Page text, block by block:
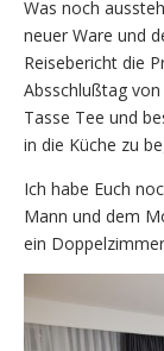
Was noch
neuer Ware und
Reisebericht die
Absschlußtag
Tasse Tee und
in die Küche zu
Ich habe Euch
Mann und dem
ein